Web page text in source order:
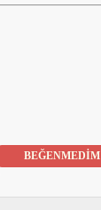
BEĞENMEDİM